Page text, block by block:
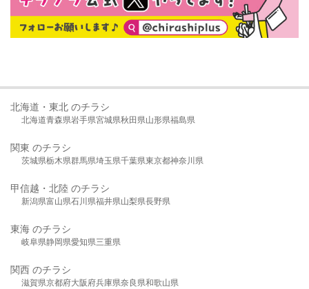
北海道・東北 のチラシ
北海道青森県岩手県宮城県秋田県山形県福島県
関東 のチラシ
茨城県栃木県群馬県埼玉県千葉県東京都神奈川県
甲信越・北陸 のチラシ
新潟県富山県石川県福井県山梨県長野県
東海 のチラシ
岐阜県静岡県愛知県三重県
関西 のチラシ
滋賀県京都府大阪府兵庫県奈良県和歌山県